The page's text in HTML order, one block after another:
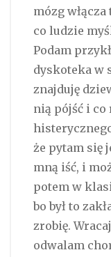
mózg
co ludzie
Podam
dyskoteka w
znajduję
nią pójść i co
że pytam się
mną iść, i
potem w
bo był to
zrobię.
odwalam